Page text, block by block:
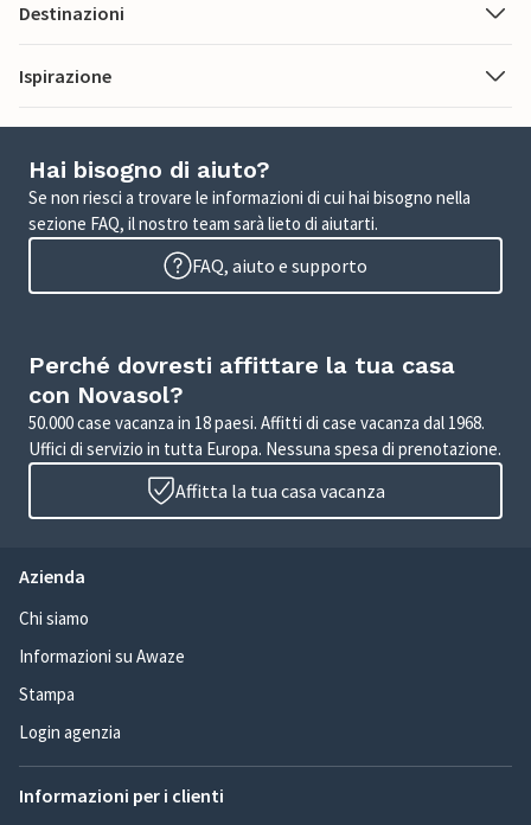
Destinazioni
Ispirazione
Hai bisogno di aiuto?
Se non riesci a trovare le informazioni di cui hai bisogno nella
sezione FAQ, il nostro team sarà lieto di aiutarti.
FAQ, aiuto e supporto
Perché dovresti affittare la tua casa
con Novasol?
50.000 case vacanza in 18 paesi. Affitti di case vacanza dal 1968.
Uffici di servizio in tutta Europa. Nessuna spesa di prenotazione.
Affitta la tua casa vacanza
Azienda
Chi siamo
Informazioni su Awaze
Stampa
Login agenzia
Informazioni per i clienti